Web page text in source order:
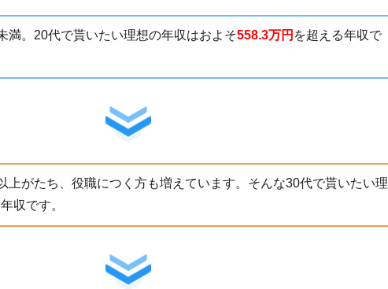
満。20代で貰いたい理想の年収はおよそ558.3万円 を超える年収で
上がたち、役職につく方も増えています。そんな30代で貰いたい理
収です。